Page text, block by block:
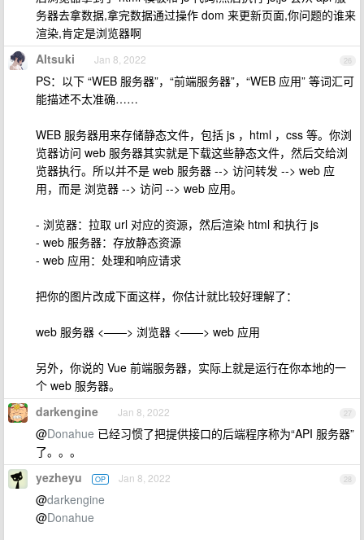
务器去拿数据,拿完数据通过操作 dom 来更新页面,你问题的谁来
渲染,肯定是浏览器啊
26
AItsuki Jan 8, 2022
PS：以下 “WEB 服务器”，“前端服务器”，“WEB 应用” 等词汇可
能描述不太准确……
WEB 服务器用来存储静态文件，包括 js ，html ，css 等。你浏
览器访问 web 服务器其实就是下载这些静态文件，然后交给浏
览器执行。所以并不是 web 服务器 --> 访问转发 --> web 应
用，而是 浏览器 --> 访问 --> web 应用。
- 浏览器：拉取 url 对应的资源，然后渲染 html 和执行 js
- web 服务器：存放静态资源
- web 应用：处理和响应请求
把你的图片改成下面这样，你估计就比较好理解了：
web 服务器 <——> 浏览器 <——> web 应用
另外，你说的 Vue 前端服务器，实际上就是运行在你本地的一
个 web 服务器。
27
darkengine Jan 8, 2022
@Donahue 已经习惯了把提供接口的后端程序称为“API 服务器”
了。。。
28
yezheyu OP Jan 8, 2022
@darkengine
@Donahue